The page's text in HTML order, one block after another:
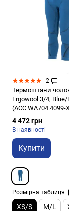
2
Термоштани
Ergowool 3/4,
(ACC WА704.4099-
4 472 грн
В наявності
Купити
Розмірна таблиця
XS/S M/L